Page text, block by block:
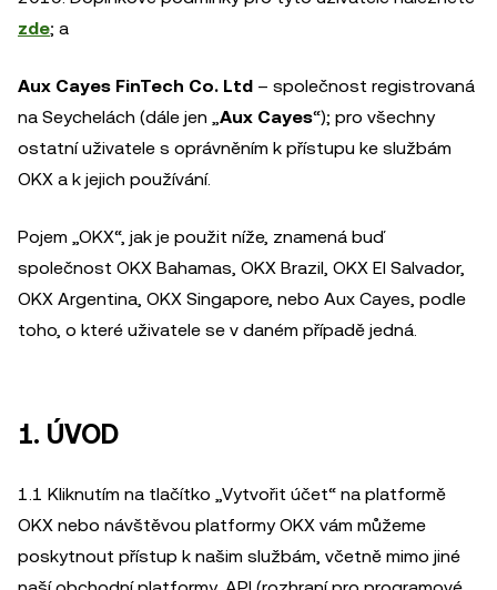
zde; a
Aux Cayes FinTech Co. Ltd – společnost registrovaná
na Seychelách (dále jen „Aux Cayes“); pro všechny
ostatní uživatele s oprávněním k přístupu ke službám
OKX a k jejich používání.
Pojem „OKX“, jak je použit níže, znamená buď
společnost OKX Bahamas, OKX Brazil, OKX El Salvador,
OKX Argentina, OKX Singapore, nebo Aux Cayes, podle
toho, o které uživatele se v daném případě jedná.
1. ÚVOD
1.1 Kliknutím na tlačítko „Vytvořit účet“ na platformě
OKX nebo návštěvou platformy OKX vám můžeme
poskytnout přístup k našim službám, včetně mimo jiné